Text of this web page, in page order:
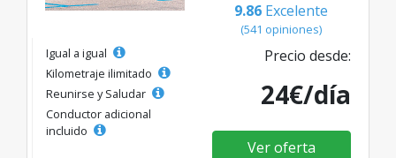
9.86 Excelente
(541 opiniones)
Igual a igual
Kilometraje ilimitado
Reunirse y Saludar
Conductor adicional
incluido
Precio desde:
24€/día
Ver oferta